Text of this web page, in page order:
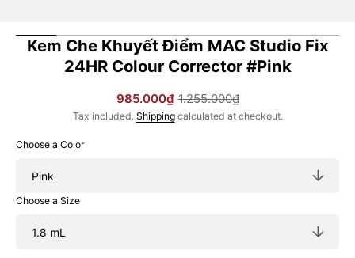
Kem Che Khuyết Điểm MAC Studio Fix
24HR Colour Corrector #Pink
Sale
price
985.000₫
Regular
price
1.255.000₫
Tax included. Shippingcalculated at checkout.
Choose a Color
Choose a Size